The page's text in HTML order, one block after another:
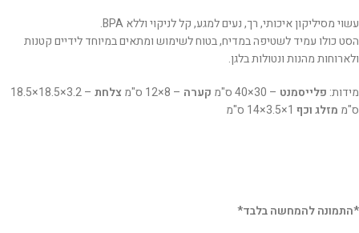
עשוי מסיליקון איכותי, רך, נעים למגע, קל לניקוי וללא BPA.
הסט כולו עמיד לשטיפה במדיח, בטוח לשימוש ומתאים במיוחד לידיים קטנות
ולארוחות מהנות ונטולות בלגן.
מידות: פלייסמנט – ‎40×30 ס"מ קערה – ‎12×8 ס"מ צלחת
– ‎18.5×18.5×3.2
ס"מ מזלג וכף
*התמונה להמחשה בלבד*